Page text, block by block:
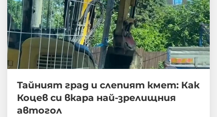
Тайният град и слепият кмет: Как
Коцев си вкара най-зрелищния
автогол